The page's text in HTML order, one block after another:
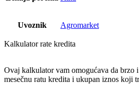
Uvoznik Agromarket
Kalkulator rate kredita
Ovaj kalkulator vam omogućava da brzo
mesečnu ratu kredita i ukupan iznos koji